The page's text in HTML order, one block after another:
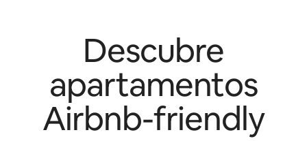
Descubre
apartamentos
Airbnb-friendly